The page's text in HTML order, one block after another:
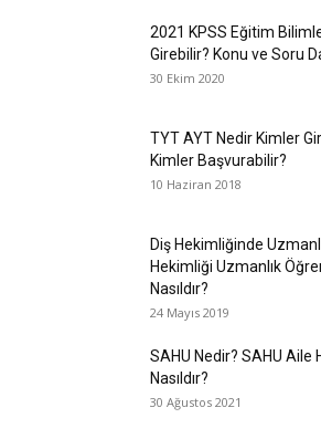
2021 KPSS Eğitim
Girebilir? Konu ve Soru
30 Ekim 2020
TYT AYT Nedir Kimler
Kimler Başvurabilir?
10 Haziran 2018
Diş Hekimliğinde
Hekimliği Uzmanlık
Nasıldır?
24 Mayıs 2019
SAHU Nedir? SAHU Aile
Nasıldır?
30 Ağustos 2021